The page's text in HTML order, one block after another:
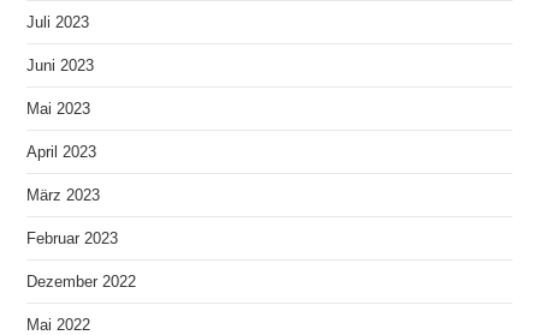
Juli 2023
Juni 2023
Mai 2023
April 2023
März 2023
Februar 2023
Dezember 2022
Mai 2022